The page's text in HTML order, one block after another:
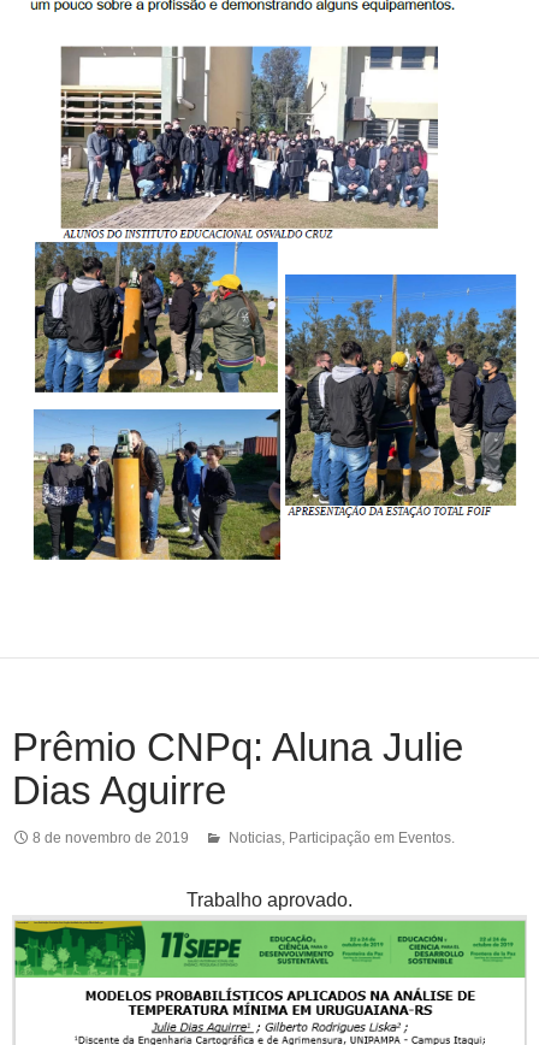
Prêmio CNPq: Aluna Julie
Dias Aguirre
8 de novembro de 2019 Noticias, Participação em Eventos.
Trabalho aprovado.